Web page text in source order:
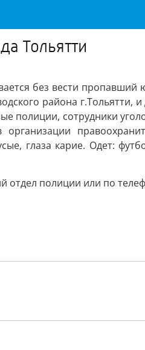
Тольятти
без вести
района г.Тольятти,
полиции, сотрудники
глаза карие. Одет:
полиции или по